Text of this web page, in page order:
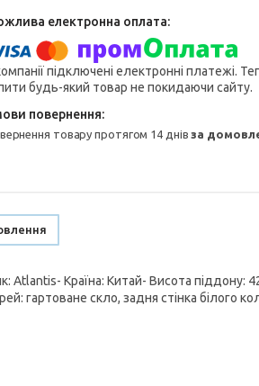
підключені електронні платежі.
будь-який товар не покидаючи сайту.
товару протягом 14 днівза
Країна: Китай- Висота піддону:
гартоване скло, задня стінка білого